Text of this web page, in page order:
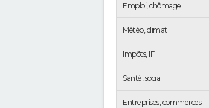
Emploi, chômage
Météo, climat
Impôts, IFI
Santé, social
Entreprises, commerces